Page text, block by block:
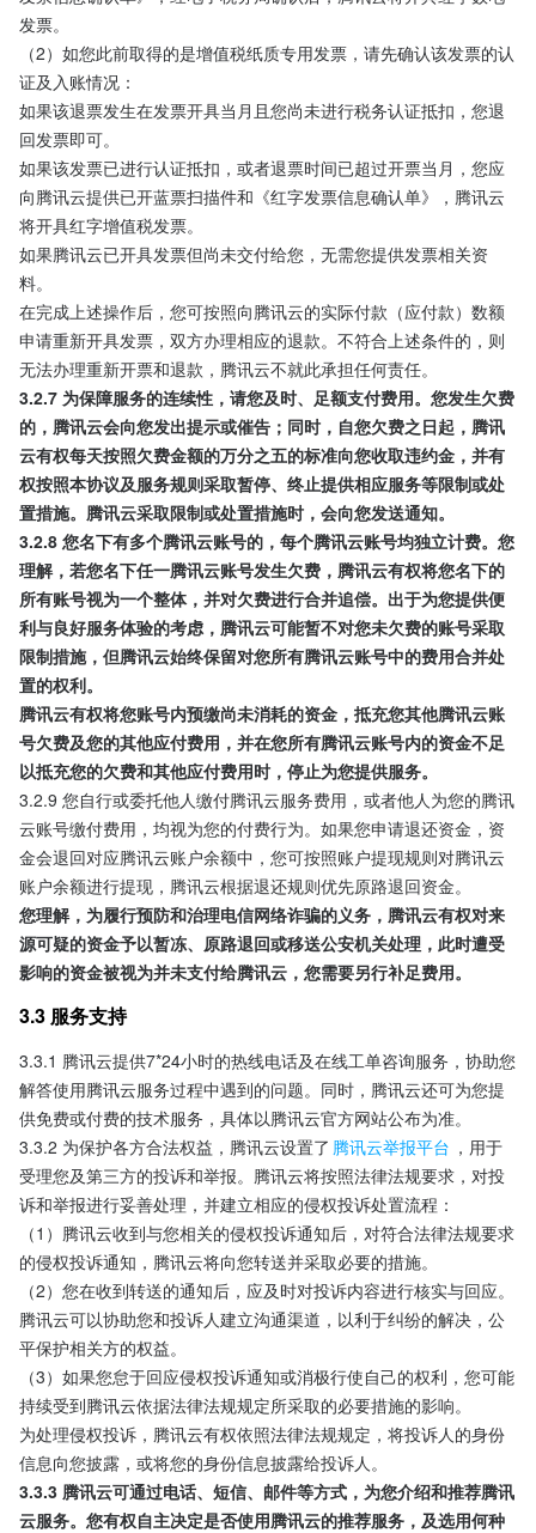
发票。
（2）如您此前取得的是增值税纸质专用发票，请先确认该发票的认
证及入账情况：
如果该退票发生在发票开具当月且您尚未进行税务认证抵扣，您退
回发票即可。
如果该发票已进行认证抵扣，或者退票时间已超过开票当月，您应
向腾讯云提供已开蓝票扫描件和《红字发票信息确认单》，腾讯云
将开具红字增值税发票。
如果腾讯云已开具发票但尚未交付给您，无需您提供发票相关资
料。
在完成上述操作后，您可按照向腾讯云的实际付款（应付款）数额
申请重新开具发票，双方办理相应的退款。不符合上述条件的，则
无法办理重新开票和退款，腾讯云不就此承担任何责任。
3.2.7 为保障服务的连续性，请您及时、足额支付费用。您发生欠费
的，腾讯云会向您发出提示或催告；同时，自您欠费之日起，腾讯
云有权每天按照欠费金额的万分之五的标准向您收取违约金，并有
权按照本协议及服务规则采取暂停、终止提供相应服务等限制或处
置措施。腾讯云采取限制或处置措施时，会向您发送通知。
3.2.8 您名下有多个腾讯云账号的，每个腾讯云账号均独立计费。您
理解，若您名下任一腾讯云账号发生欠费，腾讯云有权将您名下的
所有账号视为一个整体，并对欠费进行合并追偿。出于为您提供便
利与良好服务体验的考虑，腾讯云可能暂不对您未欠费的账号采取
限制措施，但腾讯云始终保留对您所有腾讯云账号中的费用合并处
置的权利。
腾讯云有权将您账号内预缴尚未消耗的资金，抵充您其他腾讯云账
号欠费及您的其他应付费用，并在您所有腾讯云账号内的资金不足
以抵充您的欠费和其他应付费用时，停止为您提供服务。
3.2.9 您自行或委托他人缴付腾讯云服务费用，或者他人为您的腾讯
云账号缴付费用，均视为您的付费行为。如果您申请退还资金，资
金会退回对应腾讯云账户余额中，您可按照账户提现规则对腾讯云
账户余额进行提现，腾讯云根据退还规则优先原路退回资金。
您理解，为履行预防和治理电信网络诈骗的义务，腾讯云有权对来
源可疑的资金予以暂冻、原路退回或移送公安机关处理，此时遭受
影响的资金被视为并未支付给腾讯云，您需要另行补足费用。
3.3 服务支持
3.3.1 腾讯云提供7*24小时的热线电话及在线工单咨询服务，协助您
解答使用腾讯云服务过程中遇到的问题。同时，腾讯云还可为您提
供免费或付费的技术服务，具体以腾讯云官方网站公布为准。
3.3.2 为保护各方合法权益，腾讯云设置了 腾讯云举报平台 ，用于
受理您及第三方的投诉和举报。腾讯云将按照法律法规要求，对投
诉和举报进行妥善处理，并建立相应的侵权投诉处置流程：
（1）腾讯云收到与您相关的侵权投诉通知后，对符合法律法规要求
的侵权投诉通知，腾讯云将向您转送并采取必要的措施。
（2）您在收到转送的通知后，应及时对投诉内容进行核实与回应。
腾讯云可以协助您和投诉人建立沟通渠道，以利于纠纷的解决，公
平保护相关方的权益。
（3）如果您怠于回应侵权投诉通知或消极行使自己的权利，您可能
持续受到腾讯云依据法律法规规定所采取的必要措施的影响。
为处理侵权投诉，腾讯云有权依照法律法规规定，将投诉人的身份
信息向您披露，或将您的身份信息披露给投诉人。
3.3.3 腾讯云可通过电话、短信、邮件等方式，为您介绍和推荐腾讯
云服务。您有权自主决定是否使用腾讯云的推荐服务，及选用何种